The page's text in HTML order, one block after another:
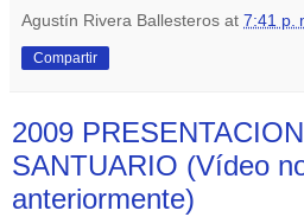
Agustín Rivera Ballesteros at 7:41 p.
Compartir
2009
SANTUARIO (Vídeo
anteriormente)